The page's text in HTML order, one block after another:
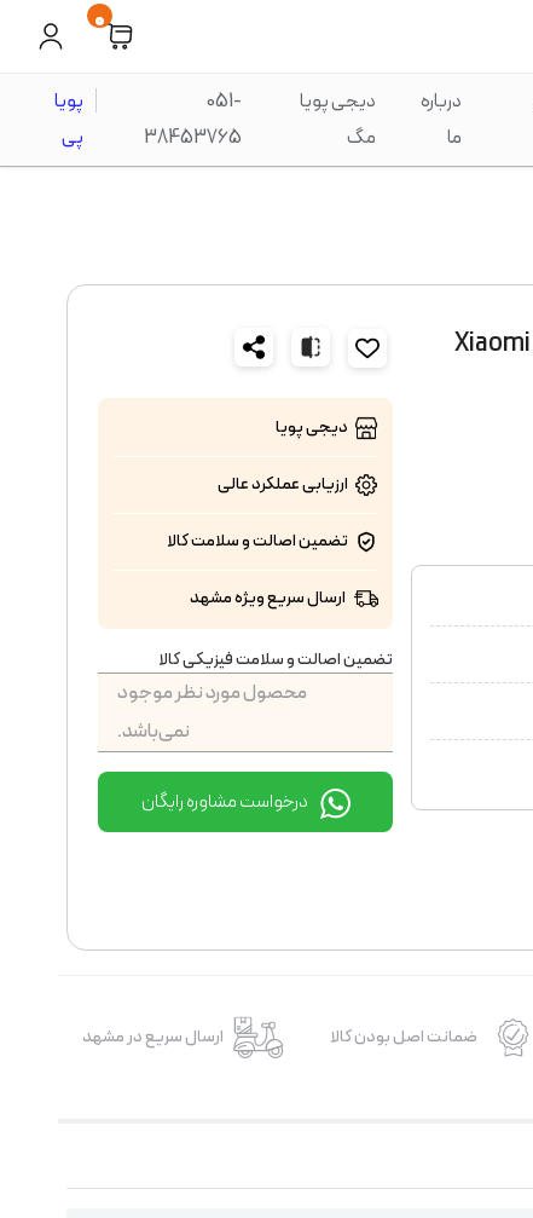
0
درباره
ما
دیجی پویا
مگ
051-
38453765
پویا
پی
دیجی پویا
ارزیابی عملکردعالی
تضمین اصالت و سلامت کالا
ارسال سریع ویژه مشهد
تضمین اصالت و سلامت فیزیکی کالا
محصول مورد نظر موجود
نمی‌باشد.
درخواست مشاوره رایگان
ضمانت اصل بودن کالا ارسال سریع در مشهد